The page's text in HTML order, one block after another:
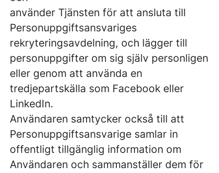
använder Tjänsten för att ansluta till
Personuppgiftsansvariges
rekryteringsavdelning, och lägger till
personuppgifter om sig själv personligen
eller genom att använda en
tredjepartskälla som Facebook eller
LinkedIn.
Användaren samtycker också till att
Personuppgiftsansvarige samlar in
offentligt tillgänglig information om
Användaren och sammanställer dem för